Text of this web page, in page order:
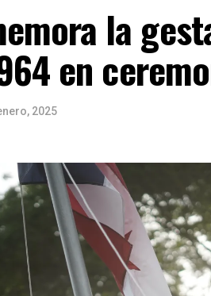
la
en
2025